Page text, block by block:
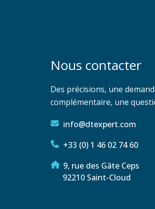
Nous contacter
Des précisions, une
complémentaire, une
info@dtexpert.com
+33 (0) 1 46 02 74 60
9, rue des Gâte Ceps
92210 Saint-Cloud